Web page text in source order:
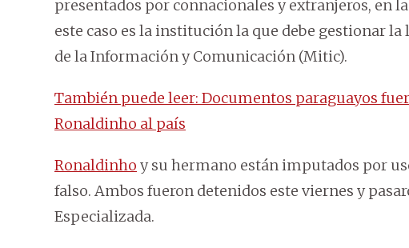
presentados por connacionales y extranjeros, en
este caso es la institución la que debe gestionar
de la Información y Comunicación (Mitic).
También puede leer: Documentos paraguayos
Ronaldinho al país
Ronaldinho y su hermano están imputados por
falso. Ambos fueron detenidos este viernes y
Especializada.